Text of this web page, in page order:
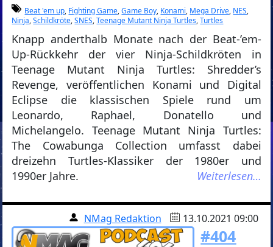
Beat 'em up, Fighting Game,Game Boy, Konami, Mega Drive, NES,
Ninja,Schildkröte,SNES,Teenage Mutant Ninja Turtles,Turtles
Knapp anderthalb Monate nach der Beat-’em-
Up-Rückkehr der vier Ninja-Schildkröten in
Teenage Mutant Ninja Turtles: Shredder’s
Revenge, veröffentlichen Konami und Digital
Eclipse die klassischen Spiele rund um
Leonardo, Raphael, Donatello und
Michelangelo. Teenage Mutant Ninja Turtles:
The Cowabunga Collection umfasst dabei
dreizehn Turtles-Klassiker der 1980er und
1990er Jahre.
Weiterlesen…
NMag Redaktion 13.10.2021 09:00
#404